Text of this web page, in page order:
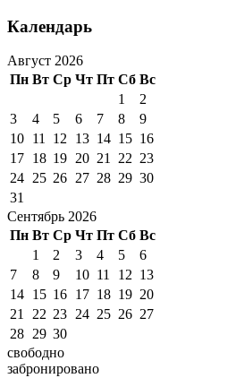
Календарь
Август 2026
Пн Вт Ср Чт Пт Сб Вс
1
2
3
4 5 6 7 8
9
10 11 12 13 14 15 16
17 18 19 20 21 22 23
24 25 26 27 28 29 30
31
Сентябрь 2026
Пн Вт Ср Чт Пт Сб Вс
1
2 3 4 5
6
7
8 9 10 11 12 13
14 15 16 17 18 19 20
21
22 23 24 25 26 27
28 29 30
свободно
забронировано